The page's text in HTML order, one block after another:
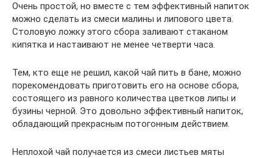
Очень простой, но вместе с тем эффективный напиток
можно сделать из смеси малины и липового цвета.
Столовую ложку этого сбора заливают стаканом
кипятка и настаивают не менее четверти часа.
Тем, кто еще не решил, какой чай пить в бане, можно
порекомендовать приготовить его на основе сбора,
состоящего из равного количества цветков липы и
бузины черной. Это довольно эффективный напиток,
обладающий прекрасным потогонным действием.
Неплохой чай получается из смеси листьев мяты